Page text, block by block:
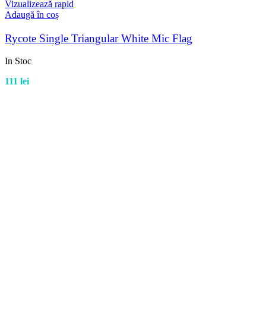
Vizualizează rapid
Adaugă în coș
Rycote Single Triangular White Mic Flag
In Stoc
111 lei